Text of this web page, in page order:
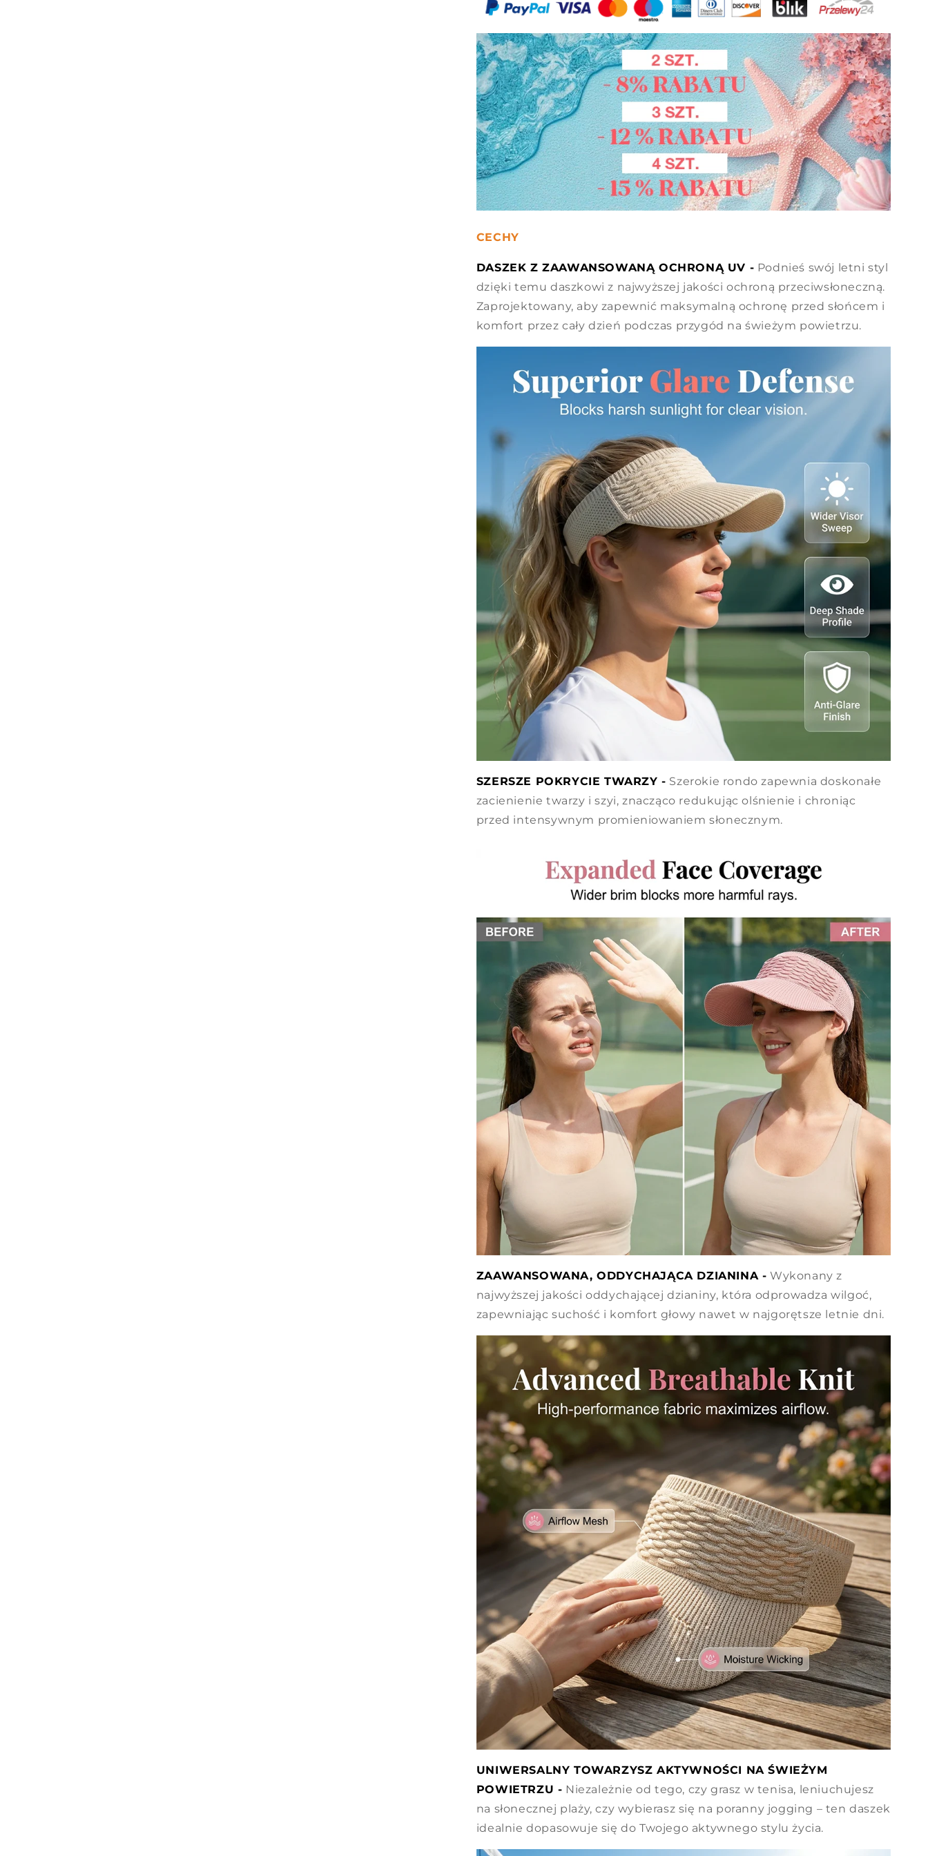
CECHY
DASZEK Z ZAAWANSOWANĄ OCHRONĄ UV - Podnieś swój letni styl
dzięki temu daszkowi z najwyższej jakości ochroną przeciwsłoneczną.
Zaprojektowany, aby zapewnić maksymalną ochronę przed słońcem i
komfort przez cały dzień podczas przygód na świeżym powietrzu.
SZERSZE POKRYCIE TWARZY - Szerokie rondo zapewnia doskonałe
zacienienie twarzy i szyi, znacząco redukując olśnienie i chroniąc
przed intensywnym promieniowaniem słonecznym.
ZAAWANSOWANA, ODDYCHAJĄCA DZIANINA - Wykonany z
najwyższej jakości oddychającej dzianiny, która odprowadza wilgoć,
zapewniając suchość i komfort głowy nawet w najgorętsze letnie dni.
UNIWERSALNY TOWARZYSZ AKTYWNOŚCI NA ŚWIEŻYM
POWIETRZU - Niezależnie od tego, czy grasz w tenisa, leniuchujesz
na słonecznej plaży, czy wybierasz się na poranny jogging – ten daszek
idealnie dopasowuje się do Twojego aktywnego stylu życia.